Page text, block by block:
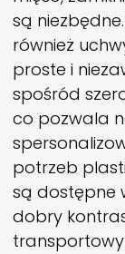
są
również
proste i
spośród
co pozwala
potrzeb
są dostępne
dobry